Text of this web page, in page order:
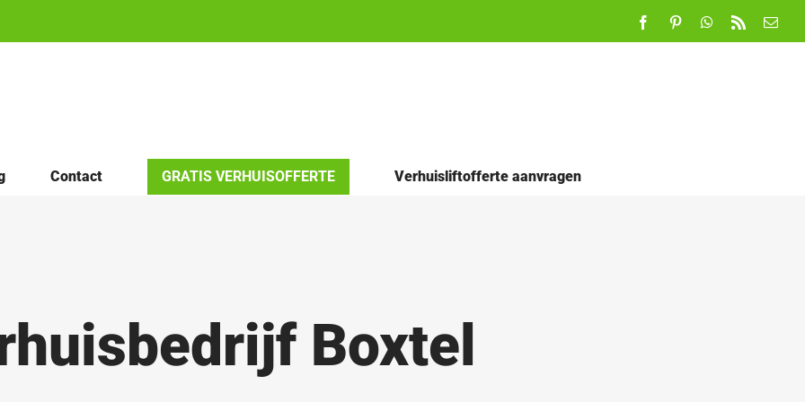
FacebookPinterestWhatsApp
Rss
E-
Contact GRATIS VERHUISOFFERTE Verhuisliftofferte aanvragen
Boxtel